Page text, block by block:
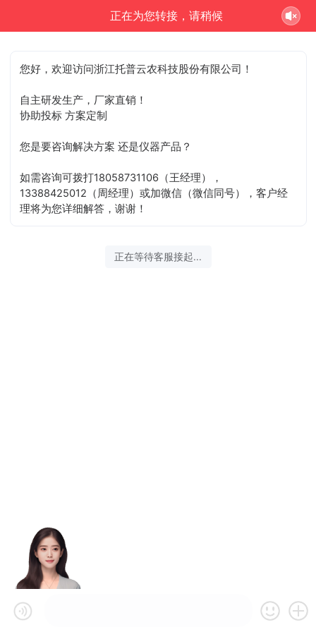
正在为您转接，请稍候
您好，欢迎访问浙江托普云农科技股份有限公司！
自主研发生产，厂家直销！
协助投标 方案定制
您是要咨询解决方案 还是仪器产品？
如需咨询可拨打18058731106（王经理），
13388425012（周经理）或加微信（微信同号），客户经
理将为您详细解答，谢谢！
正在等待客服接起...